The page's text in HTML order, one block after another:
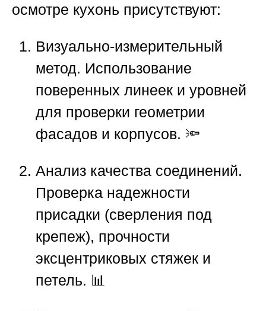
осмотре кухонь присутствуют:
Визуально-измерительный
метод. Использование
поверенных линеек и уровней
для проверки геометрии
фасадов и корпусов. 🔦
Анализ качества соединений.
Проверка надежности
присадки (сверления под
крепеж), прочности
эксцентриковых стяжек и
петель. 📊